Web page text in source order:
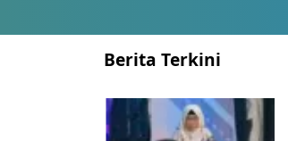
Berita Terkini